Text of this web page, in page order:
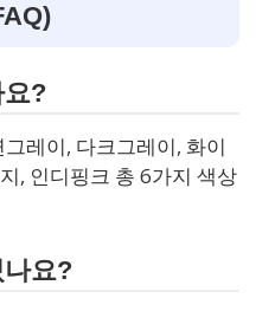
?
레이, 다크그레이, 화이
, 인디핑크 총 6가지 색상
요?